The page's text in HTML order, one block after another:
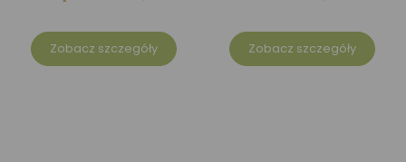
Zobacz szczegóły Zobacz szczegóły